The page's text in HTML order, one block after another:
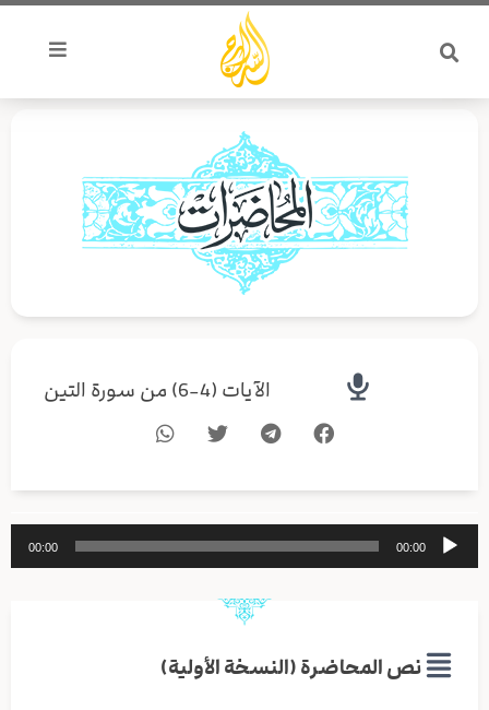
تخطي
المحتوى
الآيات (4-6) من سورة التين
مشغل
الصوت
00:00
00:00
نص المحاضرة (النسخة الأولية)